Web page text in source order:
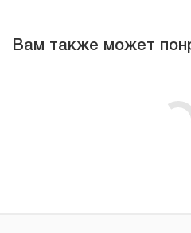
Вам также может